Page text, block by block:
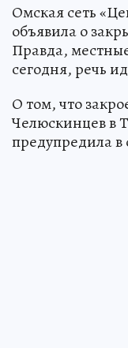
Омская сеть
объявила о
Правда,
сегодня, речь
О том, что
Челюскинцев в
предупредила в